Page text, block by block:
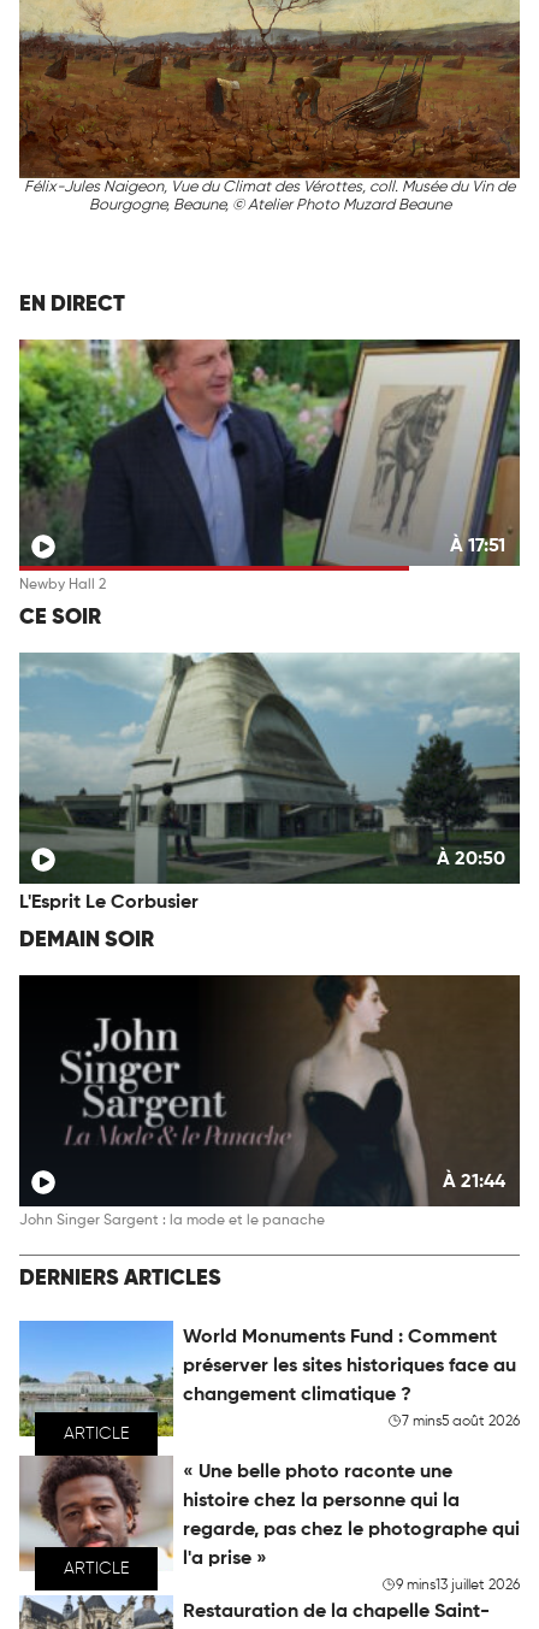
Félix-Jules Naigeon, Vue du Climat des Vérottes, coll. Musée du Vin de
Bourgogne, Beaune, © Atelier Photo Muzard Beaune
EN DIRECT
À 17:51
Newby Hall 2
CE SOIR
À 20:50
L'Esprit Le Corbusier
DEMAIN SOIR
À 21:44
John Singer Sargent : la mode et le panache
DERNIERS ARTICLES
ARTICLE
World Monuments Fund : Comment
préserver les sites historiques face au
changement climatique ?
7 mins5 août 2026
ARTICLE
« Une belle photo raconte une
histoire chez la personne qui la
regarde, pas chez le photographe qui
l'a prise »
9 mins13 juillet 2026
Restauration de la chapelle Saint-